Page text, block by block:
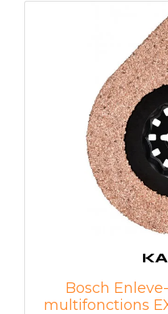
Bosch
multifonctions